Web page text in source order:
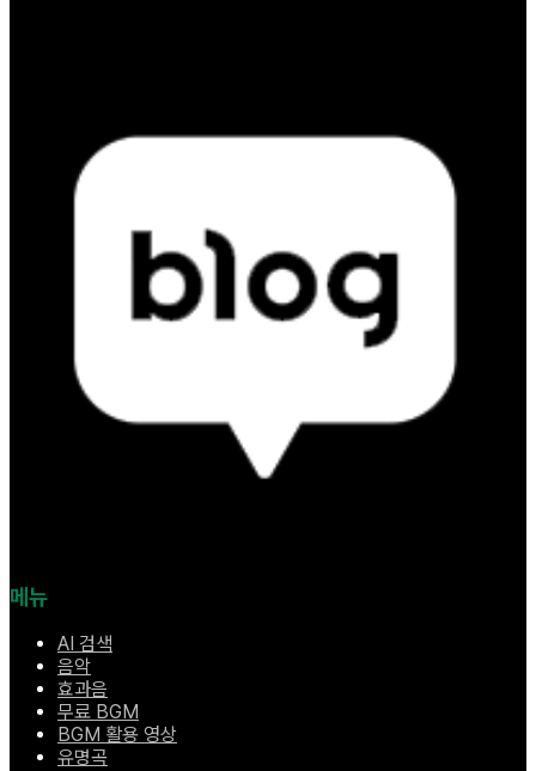
메뉴
AI 검색
음악
효과음
무료 BGM
BGM 활용 영상
유명곡